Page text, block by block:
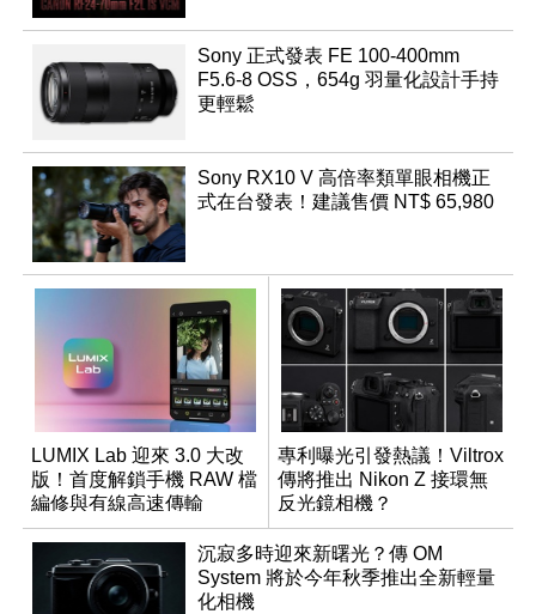
Sony 正式發表 FE 100-400mm
F5.6-8 OSS，654g 羽量化設計手持
更輕鬆
Sony RX10 V 高倍率類單眼相機正
式在台發表！建議售價 NT$ 65,980
LUMIX Lab 迎來 3.0 大改
版！首度解鎖手機 RAW 檔
編修與有線高速傳輸
專利曝光引發熱議！Viltrox
傳將推出 Nikon Z 接環無
反光鏡相機？
沉寂多時迎來新曙光？傳 OM
System 將於今年秋季推出全新輕量
化相機